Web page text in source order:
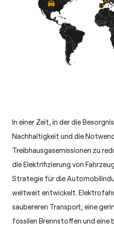
In einer Zeit, in der die
Nachhaltigkeit und die
Treibhausgasemissionen zu
die Elektrifizierung von
Strategie für die
weltweit entwickelt.
saubereren Transport, eine
fossilen Brennstoffen und eine